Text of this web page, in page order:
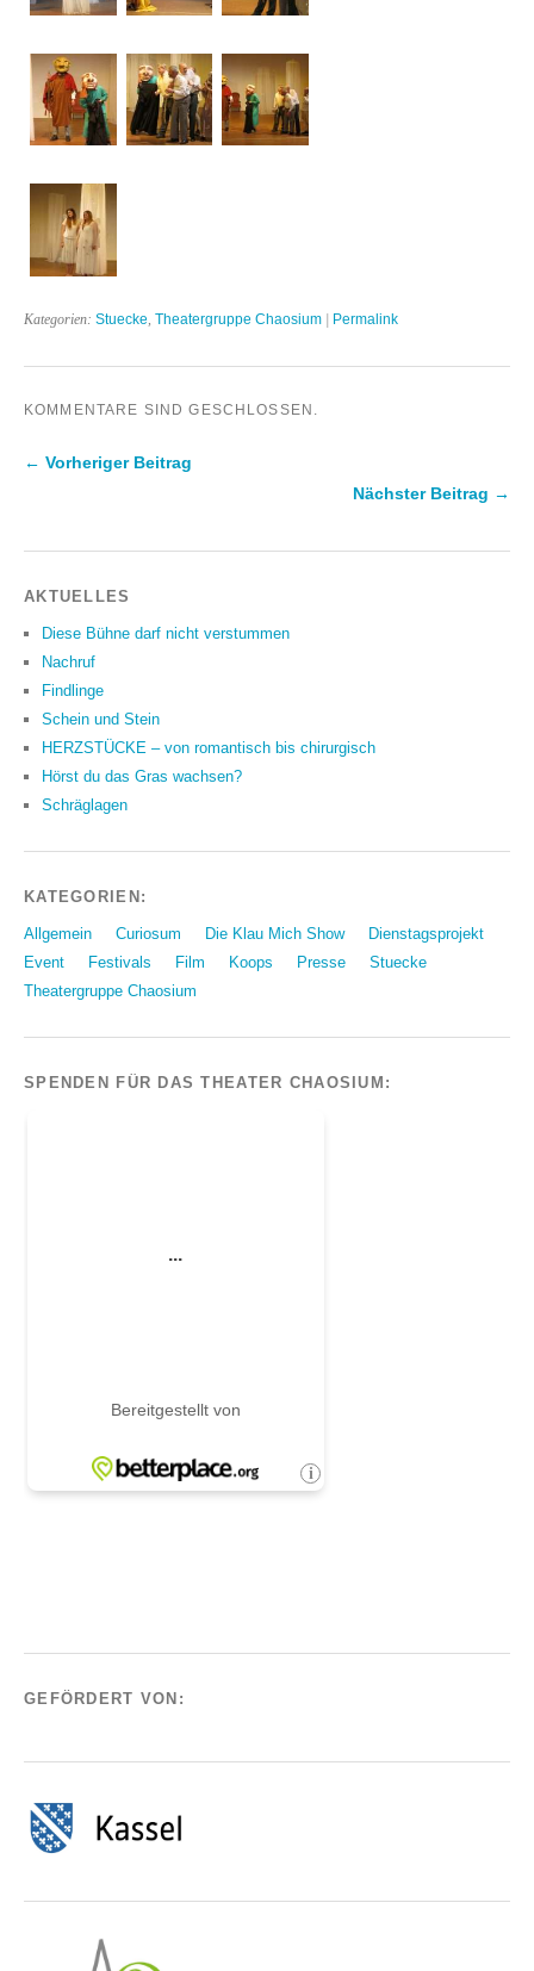
Kategorien: Stuecke Theatergruppe Chaosium | Permalink
KOMMENTARE SIND GESCHLOSSEN.
← Vorheriger Beitrag
Nächster Beitrag →
AKTUELLES
Diese Bühne darf nicht verstummen
Nachruf
Findlinge
Schein und Stein
HERZSTÜCKE – von romantisch bis chirurgisch
Hörst du das Gras wachsen?
Schräglagen
KATEGORIEN:
Allgemein Curiosum Die Klau Mich Show
Dienstagsprojekt
Event
Festivals Film Koops Presse
Stuecke
Theatergruppe Chaosium
SPENDEN FÜR DAS THEATER CHAOSIUM:
GEFÖRDERT VON: